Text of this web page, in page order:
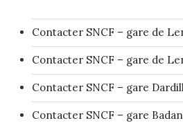
Contacter SNCF – gare de
Contacter SNCF – gare de
Contacter SNCF – gare
Contacter SNCF – gare